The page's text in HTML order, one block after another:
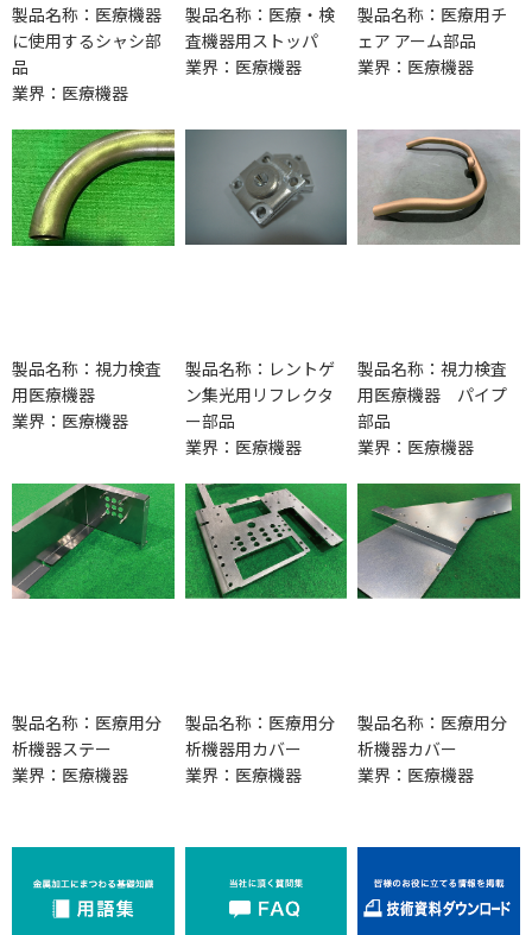
製品名称：医療機器
に使用するシャシ部
品
業界：医療機器
製品名称：医療・検
査機器用ストッパ
業界：医療機器
製品名称：医療用チ
ェア アーム部品
業界：医療機器
製品名称：視力検査
用医療機器
業界：医療機器
製品名称：レントゲ
ン集光用リフレクタ
ー部品
業界：医療機器
製品名称：視力検査
用医療機器 パイプ
部品
業界：医療機器
製品名称：医療用分
析機器ステー
業界：医療機器
製品名称：医療用分
析機器用カバー
業界：医療機器
製品名称：医療用分
析機器カバー
業界：医療機器